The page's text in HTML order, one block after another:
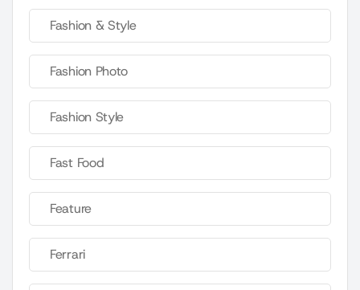
Fashion & Style
Fashion Photo
Fashion Style
Fast Food
Feature
Ferrari